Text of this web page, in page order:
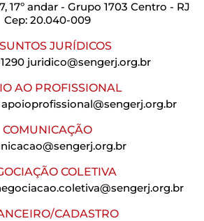
17º andar - Grupo 1703 Centro - RJ
Cep: 20.040-009
JURÍDICOS
juridico@sengerj.org.br
AO PROFISSIONAL
apoioprofissional@sengerj.org.br
COMUNICAÇÃO
COLETIVA
CADASTRO